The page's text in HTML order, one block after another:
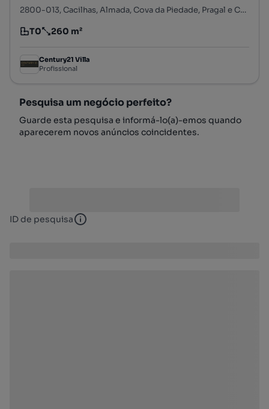
2800-013, Cacilhas, Almada, Cova da Piedade, Pragal e Cacilhas, Almada, Setúbal
Tipologia
T0
Preço por metro quadrado
260 m²
Century21 Villa
Profissional
Pesquisa um negócio perfeito?
Guarde esta pesquisa e informá-lo(a)-emos quando
aparecerem novos anúncios coincidentes.
ID de pesquisa ID de pesquisa